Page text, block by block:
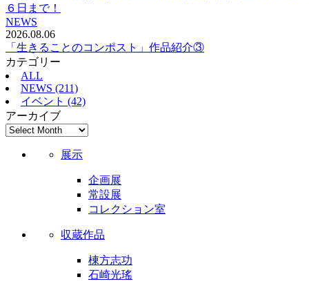
６日まで！
NEWS
2026.08.06
「生きることのコンポスト」作品紹介③
カテゴリー
ALL
NEWS (211)
イベント (42)
アーカイブ
展示
企画展
常設展
コレクション室
収蔵作品
棟方志功
石崎光瑤